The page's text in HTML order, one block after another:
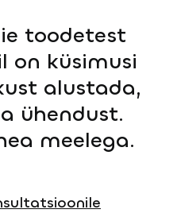
toodetest
on küsimusi
alustada,
ühendust.
meelega.